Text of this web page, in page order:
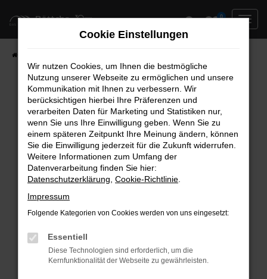
Zum
springen
0
Fehler: Network Error
Beim Laden ist ein Fehler aufgetreten.
Hier sind ein paar Tipps, die dir helfen können:
Überprüfe deine Firewall und deine
Internetverbindung.
Laden andere Webseiten, zum Beispiel deine
Manche Erweiterungen, wie Werbeblocker,
können das Laden bestimmter Seiten
verhindern. Funktioniert die Seite in einem
Cookie Einstellungen
Wir nutzen Cookies, um Ihnen die bestmögliche
Nutzung unserer Webseite zu ermöglichen und unsere
Kommunikation mit Ihnen zu verbessern. Wir
berücksichtigen hierbei Ihre Präferenzen und
verarbeiten Daten für Marketing und Statistiken nur,
wenn Sie uns Ihre Einwilligung geben. Wenn Sie zu
einem späteren Zeitpunkt Ihre Meinung ändern, können
Sie die Einwilligung jederzeit für die Zukunft widerrufen.
Weitere Informationen zum Umfang der
Datenverarbeitung finden Sie hier:
Datenschutzerklärung Cookie-Richtlinie
Impressum
Folgende Kategorien von Cookies werden von uns eingesetzt:
Essentiell
Diese Technologien sind erforderlich, um die
Kernfunktionalität der Webseite zu gewährleisten.